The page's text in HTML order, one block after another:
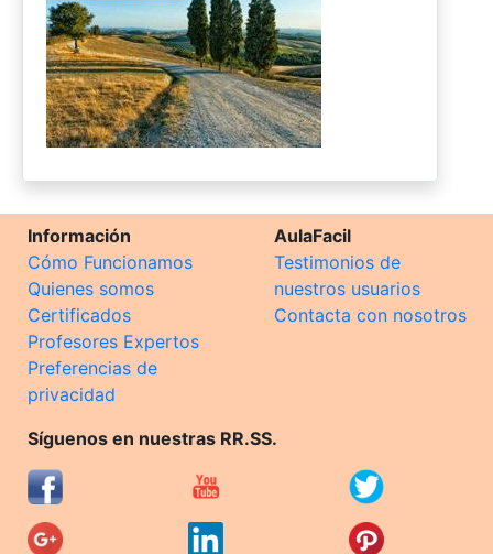
Información
Cómo Funcionamos
Quienes somos
Certificados
Profesores Expertos
Preferencias de
privacidad
AulaFacil
Testimonios de
nuestros usuarios
Contacta con nosotros
Síguenos en nuestras RR.SS.